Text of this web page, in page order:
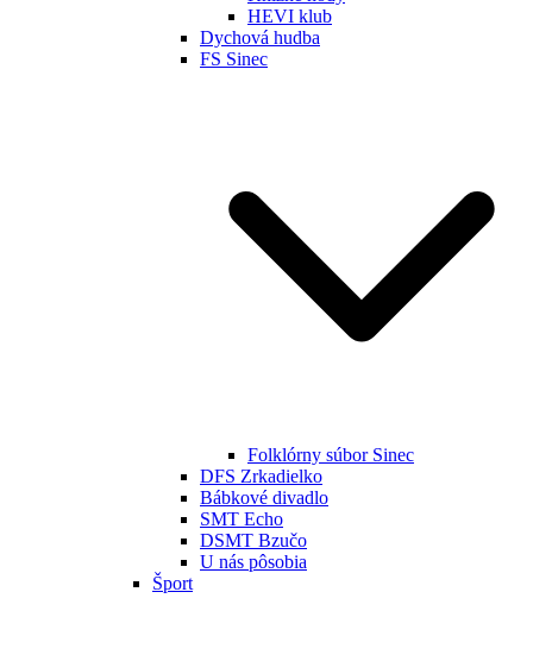
HEVI klub
Dychová hudba
FS Sinec
Folklórny súbor Sinec
DFS Zrkadielko
Bábkové divadlo
SMT Echo
DSMT Bzučo
U nás pôsobia
Šport